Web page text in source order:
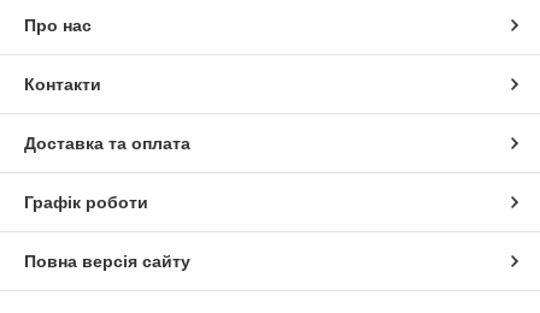
Про нас
Контакти
Доставка та оплата
Графік роботи
Повна версія сайту